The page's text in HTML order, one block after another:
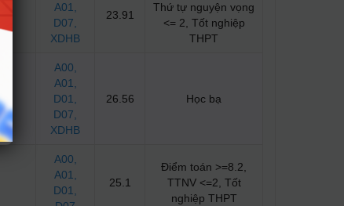
A01
D07
XDHB
23.91
Thứ tự nguyện vọng
<= 2, Tốt nghiệp
THPT
A00
A01
D01
D07
XDHB
26.56 Học bạ
A00
A01
D01
25.1
Điểm toán >=8.2,
TTNV <=2, Tốt
nghiệp THPT